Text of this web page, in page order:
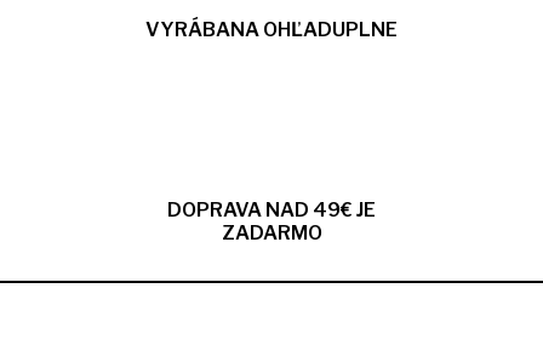
VYRÁBANA OHĽADUPLNE
DOPRAVA NAD 49€ JE
ZADARMO